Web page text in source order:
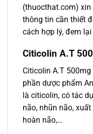
(thuocthat.com)
thông tin cần thiết
cách hợp lý, đem
Citicolin A.T
Citicolin A.T
phần dược phẩm
là citicolin, có tác
não, nhũn não,
hoàn não,…